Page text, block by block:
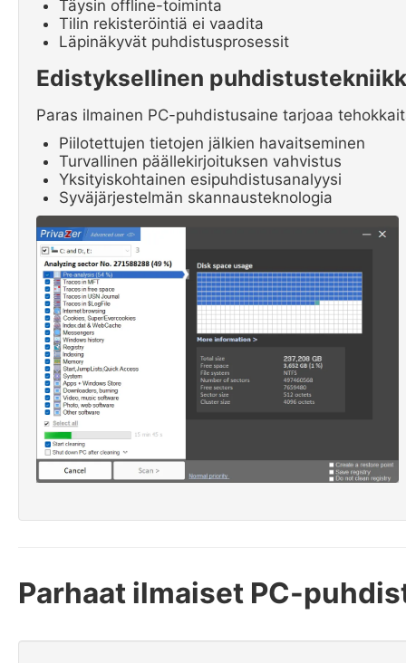
Täysin offline-toiminta
Tilin rekisteröintiä ei vaadita
Läpinäkyvät puhdistusprosessit
Edistyksellinen
Paras ilmainen PC-puhdistusaine tarjoaa
Piilotettujen tietojen jälkien havaitseminen
Turvallinen päällekirjoituksen vahvistus
Yksityiskohtainen esipuhdistusanalyysi
Syväjärjestelmän skannausteknologia
Parhaat ilmaiset PC-